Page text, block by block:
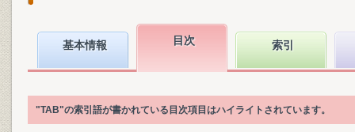
基本情報 目次 索引
"TAB"の索引語が書かれている目次項目はハイライトされています。